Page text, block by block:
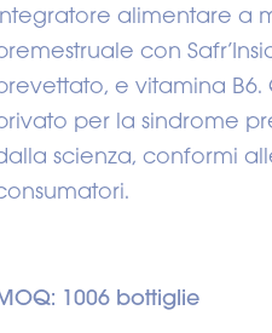
alimentare a
con
e vitamina
per la sindrome
scienza, conformi
1006 bottiglie